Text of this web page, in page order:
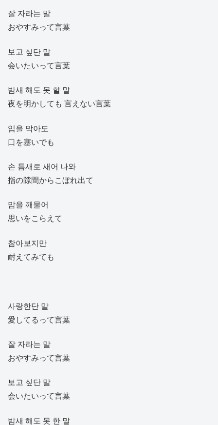
잘 자라는 말
おやすみって言葉
보고 싶단 말
会いたいって言葉
밤새 해도 못 할 말
夜を明かしても 言えない言葉
입을 막아도
口を塞いでも
손 틈새로 새어 나와
指の隙間からこぼれ出て
맘을 깨물어
思いをこらえて
참아보지만
耐えてみても
사랑한단 말
愛してるって言葉
잘 자라는 말
おやすみって言葉
보고 싶단 말
会いたいって言葉
밤새 해도 못 한 말